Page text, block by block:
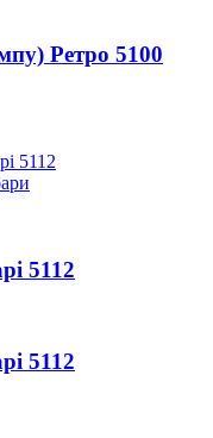
Ретро 5100
5112
5112